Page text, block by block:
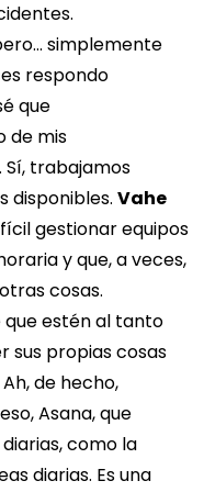
simplemente
respondo
que
de mis
trabajamos
disponibles.Vahe
gestionar equipos
y que, a veces,
cosas.
que estén al tanto
sus propias cosas
Ah, de hecho,
Asana, que
como la
diarias. Es una